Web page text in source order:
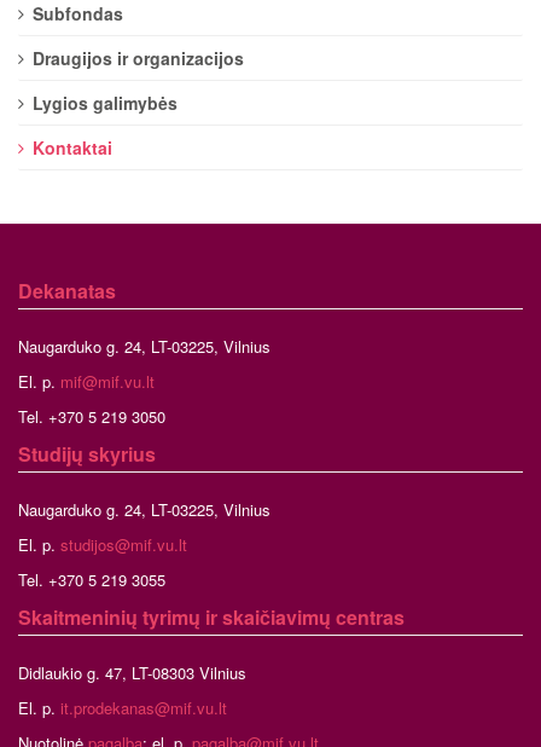
Subfondas
Draugijos ir organizacijos
Lygios galimybės
Kontaktai
Dekanatas
Naugarduko g. 24, LT-03225, Vilnius
El. p. mif@mif.vu.lt
Tel. +370 5 219 3050
Studijų skyrius
Naugarduko g. 24, LT-03225, Vilnius
El. p. studijos@mif.vu.lt
Tel. +370 5 219 3055
Skaitmeninių tyrimų ir skaičiavimų centras
Didlaukio g. 47, LT-08303 Vilnius
El. p. it.prodekanas@mif.vu.lt